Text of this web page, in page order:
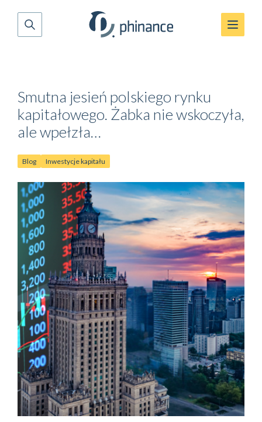
Smutna jesień polskiego rynku
kapitałowego. Żabka nie wskoczyła,
ale wpełzła…
Blog Inwestycje kapitału